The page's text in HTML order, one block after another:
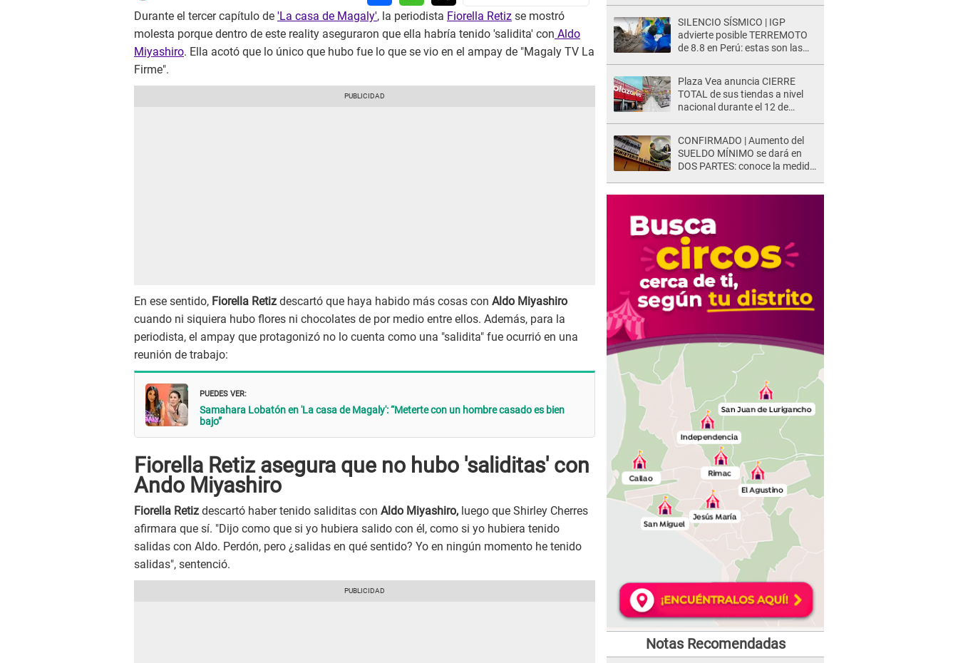
Durante el tercer capítulo de 'La casa de Magaly', la periodista Fiorella Retiz se mostró
molesta porque dentro de este reality aseguraron que ella habría tenido 'salidita' con Aldo
Miyashiro. Ella acotó que lo único que hubo fue lo que se vio en el ampay de "Magaly TV La
Firme".
En ese sentido, Fiorella Retiz descartó que haya habido más cosas con Aldo Miyashiro
cuando ni siquiera hubo flores ni chocolates de por medio entre ellos. Además, para la
periodista, el ampay que protagonizó no lo cuenta como una "salidita" fue ocurrió en una
reunión de trabajo:
PUEDES VER:
Samahara Lobatón en 'La casa de Magaly': “Meterte con un hombre casado es bien
bajo”
Fiorella Retiz asegura que no hubo 'saliditas' con
Ando Miyashiro
Fiorella Retiz descartó haber tenido saliditas con Aldo Miyashiro, luego que Shirley Cherres
afirmara que sí. "Dijo como que si yo hubiera salido con él, como si yo hubiera tenido
salidas con Aldo. Perdón, pero ¿salidas en qué sentido? Yo en ningún momento he tenido
salidas", sentenció.
repentino adiós
SILENCIO SÍSMICO | IGP
advierte posible TERREMOTO
de 8.8 en Perú: estas son las
Plaza Vea anuncia CIERRE
TOTAL de sus tiendas a nivel
nacional durante el 12 de
CONFIRMADO | Aumento del
SUELDO MÍNIMO se dará en
DOS PARTES: conoce la medida
Notas Recomendadas